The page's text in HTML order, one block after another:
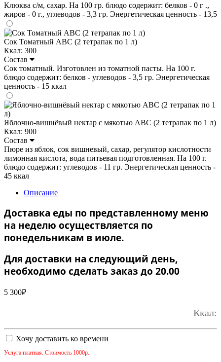
Клюква с/м, сахар. На 100 гр. блюдо содержит: белков - 0 г .,
жиров - 0 г., углеводов - 3,3 гр. Энергетическая ценность - 13,5
Сок Томатный ABC (2 тетрапак по 1 л)
Ккал: 300
Состав
Сок томатный. Изготовлен из томатной пасты. На 100 г.
блюдо содержит: белков - углеводов - 3,5 гр. Энергетическая
ценность - 15 ккал
Яблочно-вишнёвый нектар с мякотью ABC (2 тетрапак по 1 л)
Ккал: 900
Состав
Пюре из яблок, сок вишневый, сахар, регулятор кислотности
лимонная кислота, вода питьевая подготовленная. На 100 г.
блюдо содержит: углеводов - 11 гр. Энергетическая ценность -
45 ккал
Описание
Доставка еды по представленному меню
на неделю осуществляется по
понедельникам в июле.
Для доставки на следующий день,
необходимо сделать заказ до 20.00
5 300₽
Ккал:
Хочу доставить ко времени
Услуга платная. Стоимость 1000р.